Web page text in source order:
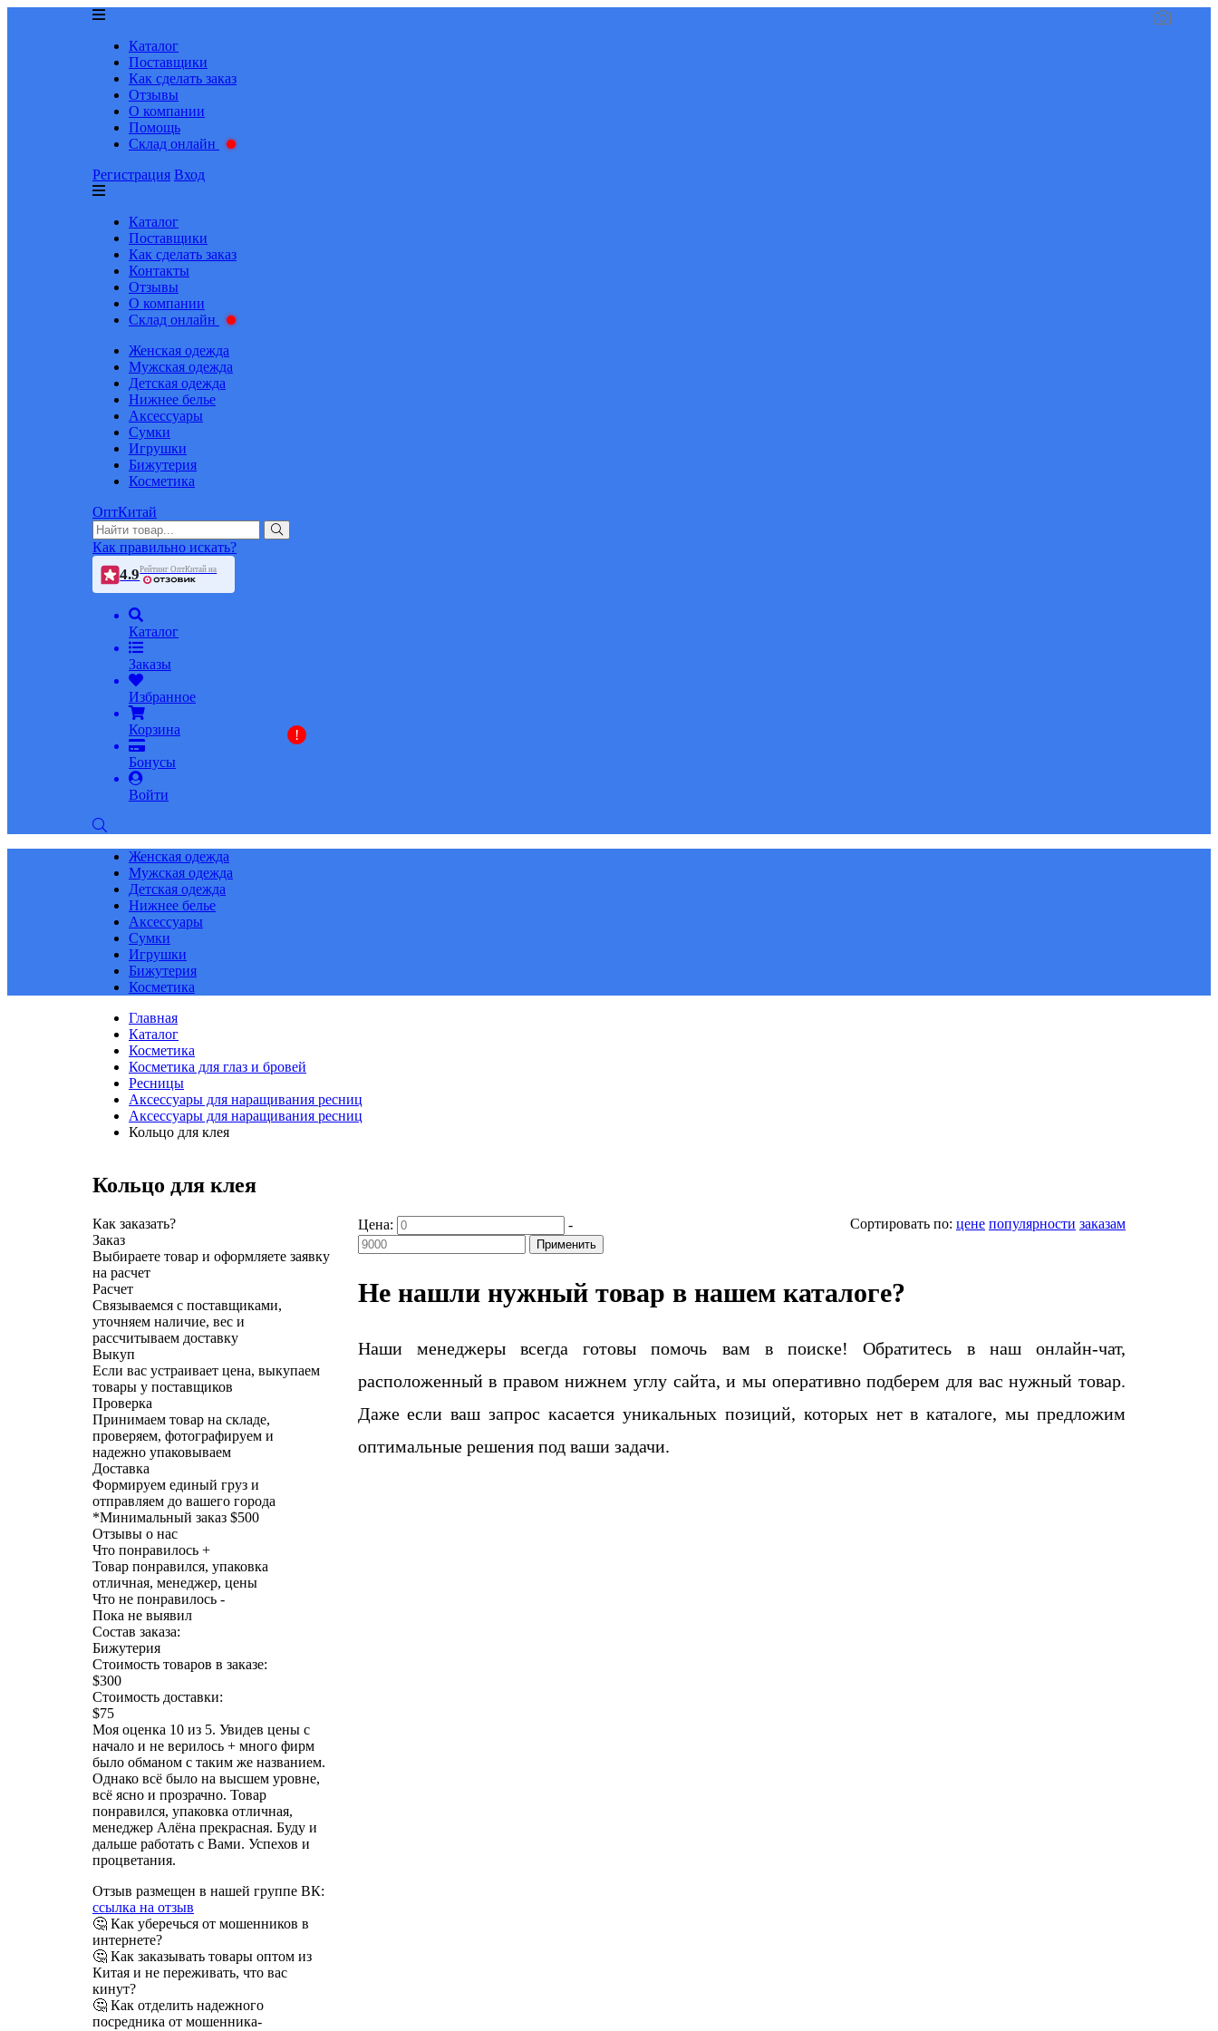
Каталог
Поставщики
Как сделать заказ
Отзывы
О компании
Помощь
Склад онлайн
Регистрация Вход
Каталог
Поставщики
Как сделать заказ
Контакты
Отзывы
О компании
Склад онлайн
Женская одежда
Мужская одежда
Детская одежда
Нижнее белье
Аксессуары
Сумки
Игрушки
Бижутерия
Косметика
ОптКитай
Как правильно искать?
4.9Рейтинг ОптКитай на
Каталог
Заказы
Избранное
Корзина
Бонусы
!
Войти
Женская одежда
Мужская одежда
Детская одежда
Нижнее белье
Аксессуары
Сумки
Игрушки
Бижутерия
Косметика
Главная
Каталог
Косметика
Косметика для глаз и бровей
Ресницы
Аксессуары для наращивания ресниц
Аксессуары для наращивания ресниц
Кольцо для клея
Кольцо для клея
Как заказать?
Заказ
Выбираете товар и оформляете заявку
на расчет
Расчет
Связываемся с поставщиками,
уточняем наличие, вес и
рассчитываем доставку
Выкуп
Если вас устраивает цена, выкупаем
товары у поставщиков
Проверка
Принимаем товар на складе,
проверяем, фотографируем и
надежно упаковываем
Доставка
Формируем единый груз и
отправляем до вашего города
*Минимальный заказ $500
Отзывы о нас
Что понравилось +
Товар понравился, упаковка
отличная, менеджер, цены
Что не понравилось -
Пока не выявил
Состав заказа:
Бижутерия
Стоимость товаров в заказе:
$300
Стоимость доставки:
$75
Моя оценка 10 из 5. Увидев цены с
начало и не верилось + много фирм
было обманом с таким же названием.
Однако всё было на высшем уровне,
всё ясно и прозрачно. Товар
понравился, упаковка отличная,
менеджер Алёна прекрасная. Буду и
дальше работать с Вами. Успехов и
процветания.
Отзыв размещен в нашей группе ВК:
ссылка на отзыв
🤔 Как уберечься от мошенников в
интернете?
🤔 Как заказывать товары оптом из
Китая и не переживать, что вас
кинут?
🤔 Как отделить надежного
посредника от мошенника-
Сортировать по: цене популярности заказам
Цена: -
Применить
Не нашли нужный товар в нашем каталоге?
Наши менеджеры всегда готовы помочь вам в поиске! Обратитесь в наш онлайн-чат,
расположенный в правом нижнем углу сайта, и мы оперативно подберем для вас нужный товар.
Даже если ваш запрос касается уникальных позиций, которых нет в каталоге, мы предложим
оптимальные решения под ваши задачи.